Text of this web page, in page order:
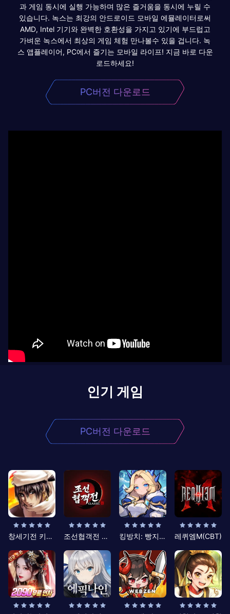
과 게임 동시에 실행 가능하며 많은 즐거움을 동시에 누릴 수
있습니다. 녹스는 최강의 안드로이드 모바일 에뮬레이터로써
AMD, Intel 기기와 완벽한 호환성을 가지고 있기에 부드럽고
가벼운 녹스에서 최상의 게임 체험 만나볼수 있을 겁니다. 녹
스 앱플레이어, PC에서 즐기는 모바일 라이프! 지금 바로 다운
로드하세요!
PC버전 다운로드
인기 게임
PC버전 다운로드
창세기전 키우기 조선협객전 클래식 킹방치: 빵지의 제왕 레퀴엠M(CBT)